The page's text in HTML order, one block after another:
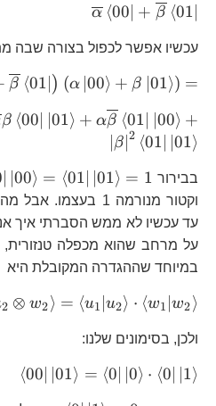
α ⟨00 + β ⟨01
עכשיו אפשר לכפול בצורה שבה
β ⟨01 ) (α 00⟩ + β 01⟩) =
β ⟨00 01⟩ + αβ ⟨01 00⟩ +
β 2 ⟨01 01⟩
בבירור
\left\langle
=\left\langle
=1
00⟩ = ⟨01 01⟩ = 1
וקטור מנורמה 1 בעצמו. אבל מה זה
\left\langle
עד עכשיו לא ממש הסברתי איך
על מרחב שהוא מכפלה
במיוחד שההגדרה המקובלת היא
\left\langle
=\left\langle
2 ⊗ w2⟩ = ⟨u1 ∣u2⟩ ⋅ ⟨w1 ∣w2⟩
ולכן, בסימונים שלנו:
\left\langle
⟨00 ∣01⟩ = ⟨0 ∣0⟩ ⋅ ⟨0 1⟩